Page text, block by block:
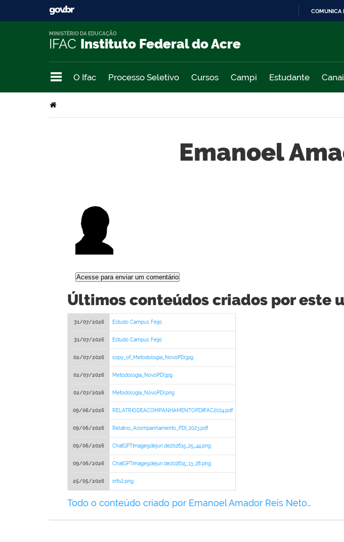
COMUNICA
IFAC Instituto Federal do Acre
MINISTÉRIO DA EDUCAÇÃO
O Ifac Processo Seletivo Cursos Campi Estudante
Emanoel
Últimos conteúdos criados por este
31/07/2026 Estudo Campus Feijó
31/07/2026 Estudo Campus Feijó
02/07/2026 copy_of_Metodologia_NovoPDI.jpg
02/07/2026 Metodologia_NovoPDI.jpg
02/07/2026 Metodologia_NovoPDI.png
09/06/2026 RELATRIODEACOMPANHAMENTOPDIIFAC2024.pdf
09/06/2026 Relatrio_Acompanhamento_PDI_2023.pdf
09/06/2026 ChatGPTImage9dejun.de202615_25_44.png
09/06/2026 ChatGPTImage9dejun.de202615_13_28.png
25/05/2026 info2.png
Todo o conteúdo criado por Emanoel Amador Reis Neto…